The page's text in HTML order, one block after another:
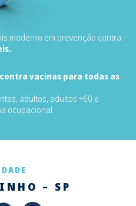
moderno em prevenção contra
vacinas para todas as
adultos, adultos +60 e
ocupacional.
– SP